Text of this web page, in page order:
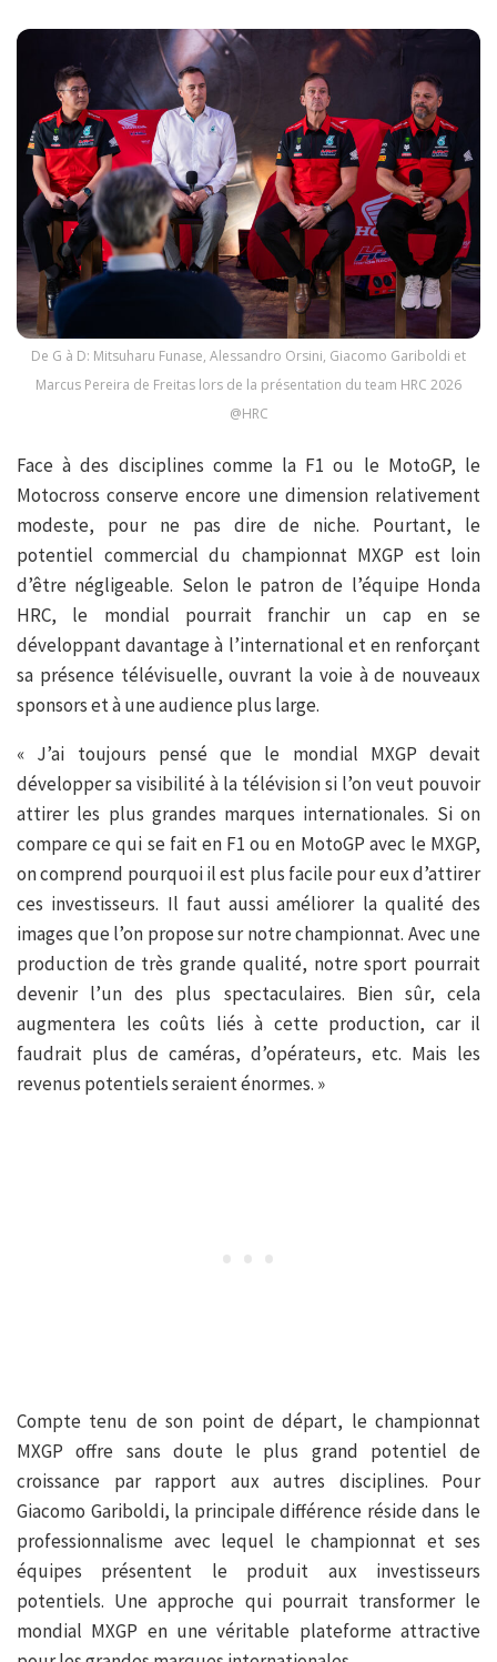
De G à D: Mitsuharu Funase, Alessandro Orsini, Giacomo Gariboldi et
Marcus Pereira de Freitas lors de la présentation du team HRC 2026
@HRC
Face à des disciplines comme la F1 ou le MotoGP, le
Motocross conserve encore une dimension relativement
modeste, pour ne pas dire de niche. Pourtant, le
potentiel commercial du championnat MXGP est loin
d’être négligeable. Selon le patron de l’équipe Honda
HRC, le mondial pourrait franchir un cap en se
développant davantage à l’international et en renforçant
sa présence télévisuelle, ouvrant la voie à de nouveaux
sponsors et à une audience plus large.
« J’ai toujours pensé que le mondial MXGP devait
développer sa visibilité à la télévision si l’on veut pouvoir
attirer les plus grandes marques internationales. Si on
compare ce qui se fait en F1 ou en MotoGP avec le MXGP,
on comprend pourquoi il est plus facile pour eux d’attirer
ces investisseurs. Il faut aussi améliorer la qualité des
images que l’on propose sur notre championnat. Avec une
production de très grande qualité, notre sport pourrait
devenir l’un des plus spectaculaires. Bien sûr, cela
augmentera les coûts liés à cette production, car il
faudrait plus de caméras, d’opérateurs, etc. Mais les
revenus potentiels seraient énormes. »
Compte tenu de son point de départ, le championnat
MXGP offre sans doute le plus grand potentiel de
croissance par rapport aux autres disciplines. Pour
Giacomo Gariboldi, la principale différence réside dans le
professionnalisme avec lequel le championnat et ses
équipes présentent le produit aux investisseurs
potentiels. Une approche qui pourrait transformer le
mondial MXGP en une véritable plateforme attractive